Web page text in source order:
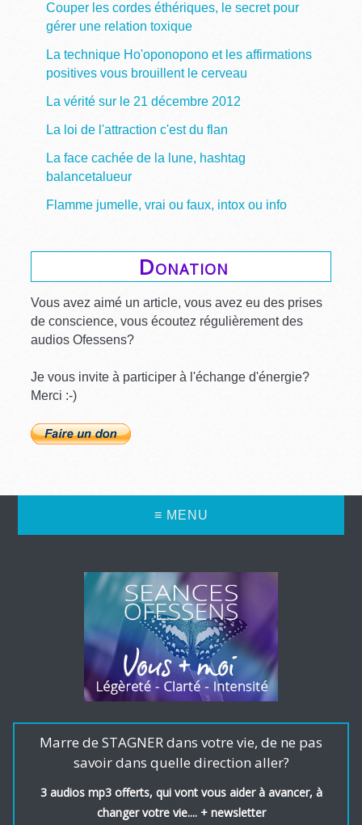
Couper les cordes éthériques, le secret pour
gérer une relation toxique
La technique Ho'oponopono et les affirmations
positives vous brouillent le cerveau
La vérité sur le 21 décembre 2012
La loi de l'attraction c'est du flan
La face cachée de la lune, hashtag
balancetalueur
Flamme jumelle, vrai ou faux, intox ou info
Donation
Vous avez aimé un article, vous avez eu des prises
de conscience, vous écoutez régulièrement des
audios Ofessens?
Je vous invite à participer à l'échange d'énergie?
Merci :-)
≡ MENU
Marre de STAGNER dans votre vie, de ne pas
savoir dans quelle direction aller?
3 audios mp3 offerts, qui vont vous aider à avancer, à
changer votre vie.... + newsletter